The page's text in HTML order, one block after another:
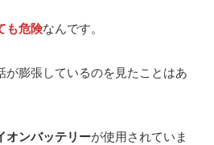
も危険なんです。
が膨張しているのを見たことはあ
オンバッテリーが使用されていま